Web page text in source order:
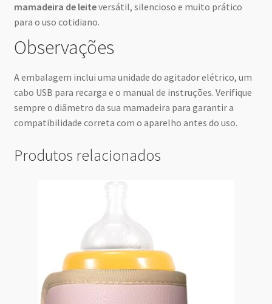
mamadeira de leiteversátil, silencioso e muito prático
para o uso cotidiano.
Observações
A embalagem inclui uma unidade do agitador elétrico, um
cabo USB para recarga e o manual de instruções. Verifique
sempre o diâmetro da sua mamadeira para garantir a
compatibilidade correta com o aparelho antes do uso.
Produtos relacionados